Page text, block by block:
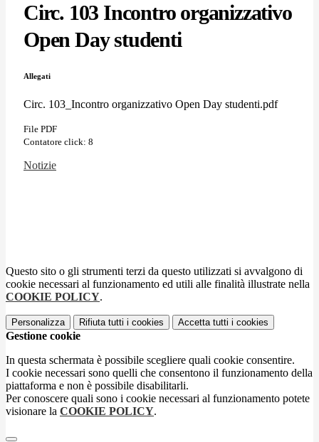
Circ. 103 Incontro organizzativo
Open Day studenti
Allegati
Circ. 103_Incontro organizzativo Open Day studenti.pdf
File PDF
Contatore click: 8
Notizie
Questo sito o gli strumenti terzi da questo utilizzati si avvalgono di
cookie necessari al funzionamento ed utili alle finalità illustrate nella
COOKIE POLICY.
Personalizza Rifiuta tutti i cookies Accetta tutti i cookies
Gestione cookie
In questa schermata è possibile scegliere quali cookie consentire.
I cookie necessari sono quelli che consentono il funzionamento della
piattaforma e non è possibile disabilitarli.
Per conoscere quali sono i cookie necessari al funzionamento potete
visionare la COOKIE POLICY.